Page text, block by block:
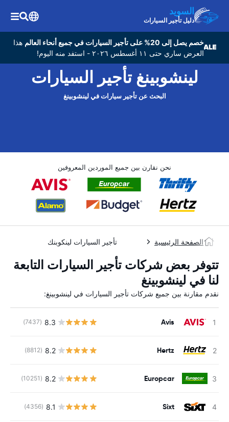
السويد
دليل تأجير السيارات
خصم يصل إلى 20% على تأجير السيارات في جميع أنحاء العالم
هذا
العرض ساري حتى ١١ أغسطس ٢٠٢٦ - استفد منه اليوم!
لينشوبينغ تأجير السيارات
البحث عن تأجير سيارات في لينشوبينغ
نحن نقارن بين جميع الموردين المعروفين
الصفحة الرئيسية تأجير السيارات لينكوبنك
تتوفر بعض شركات تأجير السيارات التابعة
لنا في لينشوبينغ
نقدم مقارنة بين جميع شركات تأجير السيارات في لينشوبينغ:
Avis
8.3
(7437)
Hertz
8.2
(8812)
Europcar
8.2
(10251)
Sixt
8.1
(4356)